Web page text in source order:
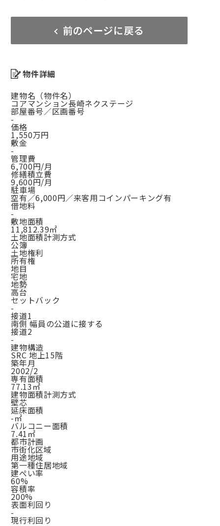
前のページに戻る
物件詳細
建物名（物件名）
コアマンション長崎ネクステージ
部屋番号／区画番号
-
価格
1,550万円
敷金
-
管理費
6,700円/月
修繕積立費
9,600円/月
駐車場
空有／6,000円／来客用コインパーキング有
借地料
-
敷地面積
11,812.39㎡
土地面積計測方式
公簿
土地権利
所有権
地目
宅地
地勢
高台
セットバック
-
接道1
南側 幅員の公道に接する
接道2
-
建物構造
SRC 地上15階
築年月
2002/2
専有面積
77.13㎡
建物面積計測方式
壁芯
延床面積
-㎡
バルコニー面積
7.41㎡
都市計画
市街化区域
用途地域
第一種住居地域
建ぺい率
60%
容積率
200%
表面利回り
-
現行利回り